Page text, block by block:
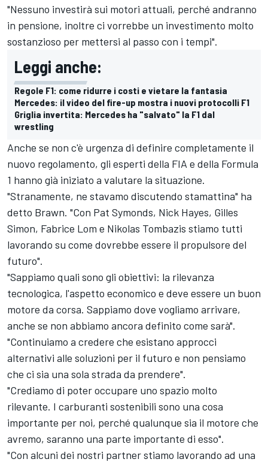
"Nessuno investirà sui motori attuali, perché andranno
in pensione, inoltre ci vorrebbe un investimento molto
sostanzioso per mettersi al passo con i tempi".
Leggi anche:
Regole F1: come ridurre i costi e vietare la fantasia
Mercedes: il video del fire-up mostra i nuovi protocolli F1
Griglia invertita: Mercedes ha "salvato" la F1 dal
wrestling
Anche se non c'è urgenza di definire completamente il
nuovo regolamento, gli esperti della FIA e della Formula
1 hanno già iniziato a valutare la situazione.
"Stranamente, ne stavamo discutendo stamattina" ha
detto Brawn. "Con Pat Symonds, Nick Hayes, Gilles
Simon, Fabrice Lom e Nikolas Tombazis stiamo tutti
lavorando su come dovrebbe essere il propulsore del
futuro".
"Sappiamo quali sono gli obiettivi: la rilevanza
tecnologica, l'aspetto economico e deve essere un buon
motore da corsa. Sappiamo dove vogliamo arrivare,
anche se non abbiamo ancora definito come sarà".
"Continuiamo a credere che esistano approcci
alternativi alle soluzioni per il futuro e non pensiamo
che ci sia una sola strada da prendere".
"Crediamo di poter occupare uno spazio molto
rilevante. I carburanti sostenibili sono una cosa
importante per noi, perché qualunque sia il motore che
avremo, saranno una parte importante di esso".
"Con alcuni dei nostri partner stiamo lavorando ad una